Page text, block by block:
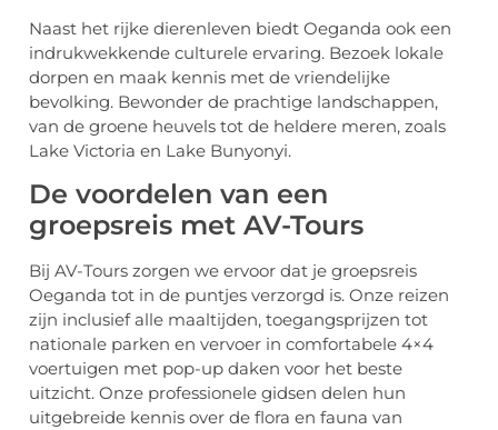
Naast het rijke dierenleven biedt Oeganda ook een
indrukwekkende culturele ervaring. Bezoek lokale
dorpen en maak kennis met de vriendelijke
bevolking. Bewonder de prachtige landschappen,
van de groene heuvels tot de heldere meren, zoals
Lake Victoria en Lake Bunyonyi.
De voordelen van een
groepsreis met AV-Tours
Bij AV-Tours zorgen we ervoor dat je groepsreis
Oeganda tot in de puntjes verzorgd is. Onze reizen
zijn inclusief alle maaltijden, toegangsprijzen tot
nationale parken en vervoer in comfortabele 4×4
voertuigen met pop-up daken voor het beste
uitzicht. Onze professionele gidsen delen hun
uitgebreide kennis over de flora en fauna van